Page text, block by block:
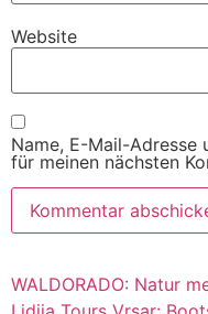
Website
Name, E-Mail-Adresse
für meinen nächsten
WALDORADO: Natur